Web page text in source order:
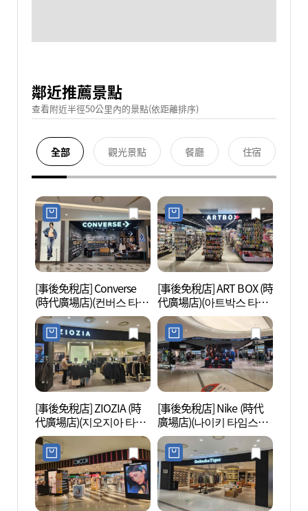
鄰近推薦景點
查看附近半徑50公里內的景點(依距離排序)
全部 觀光景點 餐廳 住宿
[事後免稅店] Converse
(時代廣場店)(컨버스 타임
스퀘어점)
[事後免稅店] ART BOX (時
代廣場店)(아트박스 타임
스퀘어점)
[事後免稅店] ZIOZIA (時
代廣場店)(지오지아 타임
스퀘어점)
[事後免稅店] Nike (時代
廣場店)(나이키 타임스퀘
어점)